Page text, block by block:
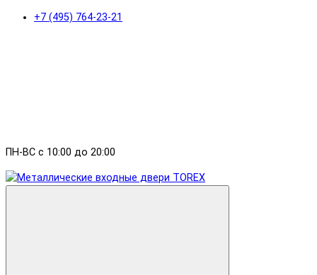
+7 (495) 764-23-21
ПН-ВС с 10:00 до 20:00